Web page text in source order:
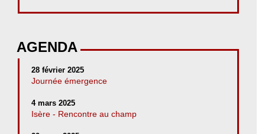
AGENDA
28 février 2025
Journée émergence
4 mars 2025
Isère - Rencontre au champ